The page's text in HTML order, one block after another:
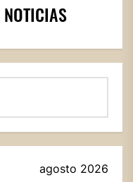
agosto 2026